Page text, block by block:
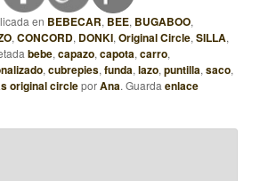
en BEBECAR, BEE, BUGABOO,
,CONCORD, DONKI,Original Circle,SILLA,
bebe,capazo,capota,carro,
,cubrepies,funda,lazo,puntilla,saco,
original circleporAna. Guardaenlace